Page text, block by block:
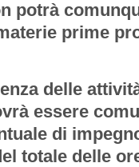
potrà
prime
delle
essere
di
totale delle